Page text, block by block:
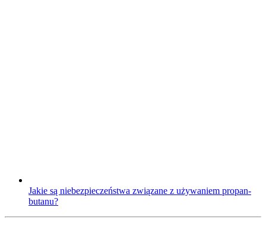
Jakie są niebezpieczeństwa związane z używaniem propan-
butanu?